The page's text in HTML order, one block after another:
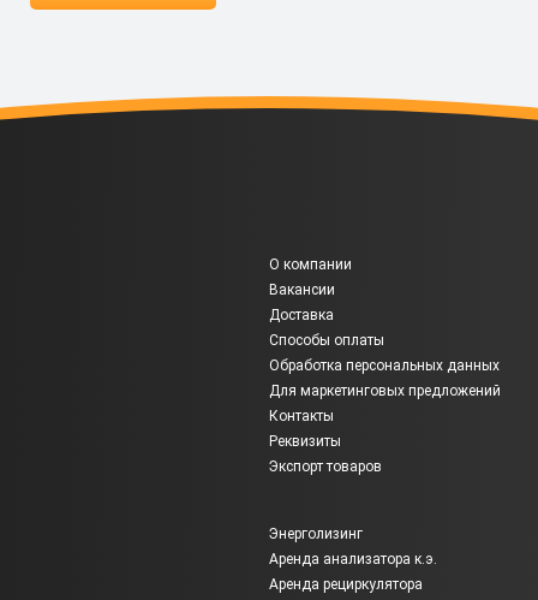
О компании
Вакансии
Доставка
Способы оплаты
Обработка персональных данных
Для маркетинговых предложений
Контакты
Реквизиты
Экспорт товаров
Энерголизинг
Аренда анализатора к.э.
Аренда рециркулятора